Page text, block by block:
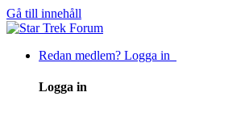
Gå till innehåll
Redan medlem? Logga in
Logga in